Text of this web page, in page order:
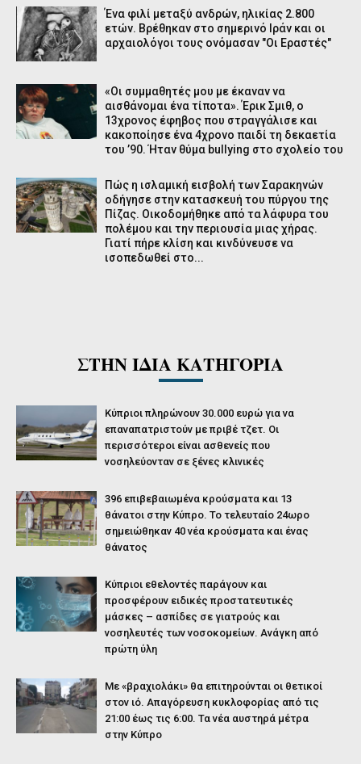
Ένα φιλί μεταξύ ανδρών, ηλικίας 2.800
ετών. Βρέθηκαν στο σημερινό Ιράν και οι
αρχαιολόγοι τους ονόμασαν "Οι Εραστές"
«Οι συμμαθητές μου με έκαναν να
αισθάνομαι ένα τίποτα». Έρικ Σμιθ, ο
13χρονος έφηβος που στραγγάλισε και
κακοποίησε ένα 4χρονο παιδί τη δεκαετία
του ’90. Ήταν θύμα bullying στο σχολείο του
Πώς η ισλαμική εισβολή των Σαρακηνών
οδήγησε στην κατασκευή του πύργου της
Πίζας. Οικοδομήθηκε από τα λάφυρα του
πολέμου και την περιουσία μιας χήρας.
Γιατί πήρε κλίση και κινδύνευσε να
ισοπεδωθεί στο...
ΣΤΗΝ ΙΔΙΑ ΚΑΤΗΓΟΡΙΑ
Κύπριοι πληρώνουν 30.000 ευρώ για να
επαναπατριστούν με πριβέ τζετ. Οι
περισσότεροι είναι ασθενείς που
νοσηλεύονταν σε ξένες κλινικές
396 επιβεβαιωμένα κρούσματα και 13
θάνατοι στην Κύπρο. Το τελευταίο 24ωρο
σημειώθηκαν 40 νέα κρούσματα και ένας
θάνατος
Κύπριοι εθελοντές παράγουν και
προσφέρουν ειδικές προστατευτικές
μάσκες – ασπίδες σε γιατρούς και
νοσηλευτές των νοσοκομείων. Ανάγκη από
πρώτη ύλη
Με «βραχιολάκι» θα επιτηρούνται οι θετικοί
στον ιό. Απαγόρευση κυκλοφορίας από τις
21:00 έως τις 6:00. Τα νέα αυστηρά μέτρα
στην Κύπρο